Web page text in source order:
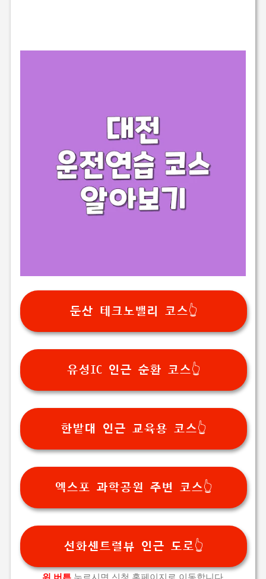
둔산 테크노밸리 코스👆️
유성IC 인근 순환 코스👆️
한밭대 인근 교육용 코스👆️
엑스포 과학공원 주변 코스👆️
선화센트럴뷰 인근 도로👆️